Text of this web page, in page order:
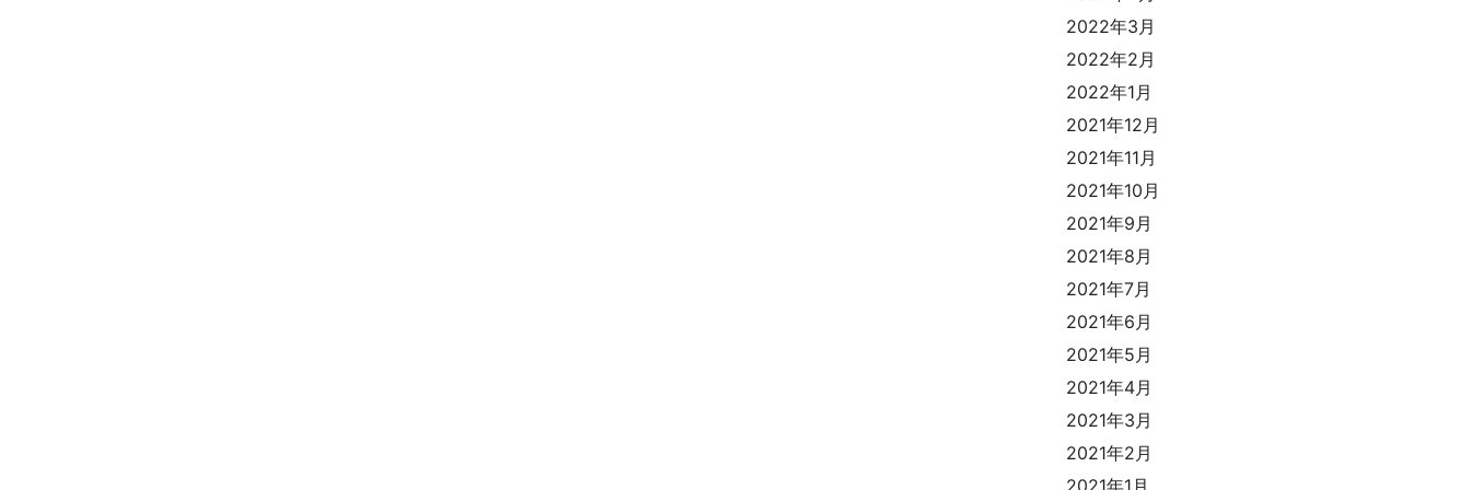
2022年3月
2022年2月
2022年1月
2021年12月
2021年11月
2021年10月
2021年9月
2021年8月
2021年7月
2021年6月
2021年5月
2021年4月
2021年3月
2021年2月
2021年1月